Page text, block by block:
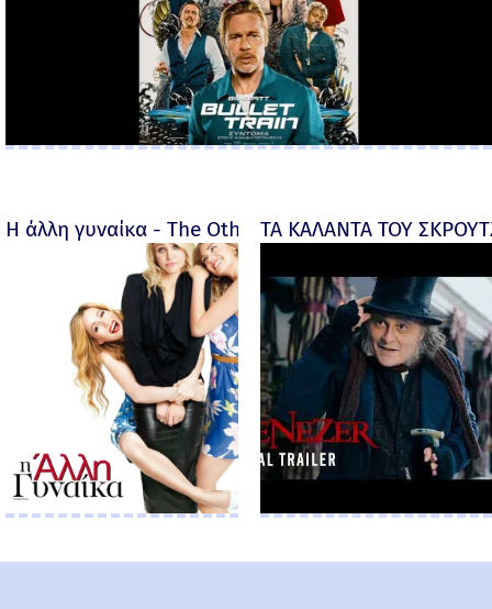
Η άλλη γυναίκα - The Other Woman – 2014
ΤΑ ΚΑΛΑΝΤΑ ΤΟΥ